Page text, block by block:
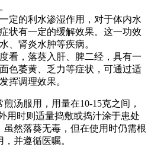
定的利水渗湿作用，对于体内水
状有一定的缓解效果。这一功效
、肾炎水肿等疾病。
看，落葵入肝、脾二经，具有一
色萎黄、乏力等症状，可通过适
挥调理效果。
汤服用，用量在10-15克之间，
用时则适量捣敷或捣汁涂于患处
虽然落葵无毒，但在使用时仍需根
并遵循医嘱。